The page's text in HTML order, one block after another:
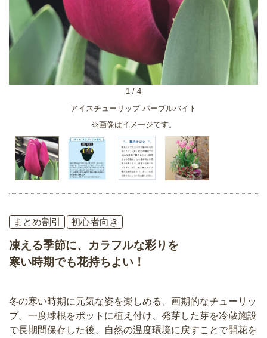
アイスチューリップ パープルバイト
※画像はイメージです。
1 / 4
まとめ割引 初心者向き
凍える季節に、カラフルな彩りを
寒い時期でも花持ちよい！
冬の寒い時期に元気な姿を楽しめる、画期的なチューリッ
プ。一度球根をポットに植え付け、発芽した芽を冷蔵施設
で長期間保存した後、自然の温度環境に戻すことで開花を